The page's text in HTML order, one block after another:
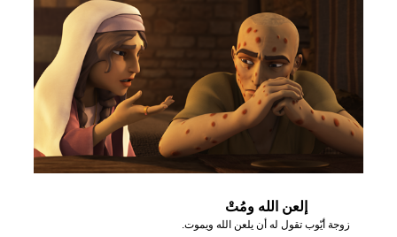
إلعن الله ومُتْ
زوجة أيّوب تقول له أن يلعن الله ويموت.